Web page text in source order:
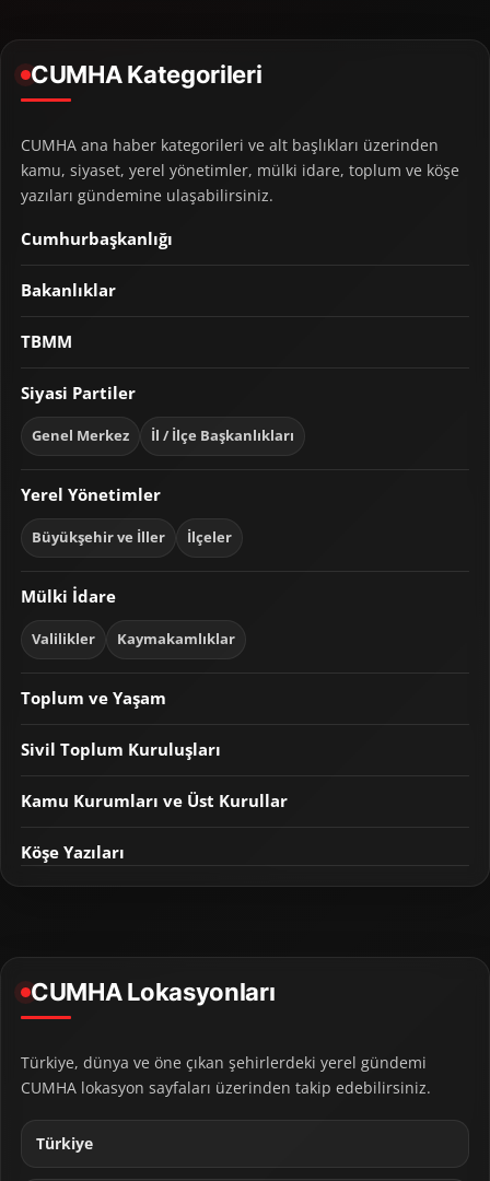
CUMHA Kategorileri
CUMHA ana haber kategorileri ve alt başlıkları üzerinden
kamu, siyaset, yerel yönetimler, mülki idare, toplum ve köşe
yazıları gündemine ulaşabilirsiniz.
Cumhurbaşkanlığı
Bakanlıklar
TBMM
Siyasi Partiler
Genel Merkez İl / İlçe Başkanlıkları
Yerel Yönetimler
Büyükşehir ve İller İlçeler
Mülki İdare
Valilikler Kaymakamlıklar
Toplum ve Yaşam
Sivil Toplum Kuruluşları
Kamu Kurumları ve Üst Kurullar
Köşe Yazıları
CUMHA Lokasyonları
Türkiye, dünya ve öne çıkan şehirlerdeki yerel gündemi
CUMHA lokasyon sayfaları üzerinden takip edebilirsiniz.
Türkiye